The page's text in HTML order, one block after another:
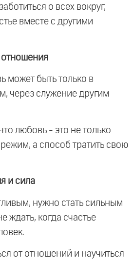
о всех вокруг,
вместе с другими
может быть только в
через служение другим
любовь - это не только
а способ тратить свою
и сила
нужно стать сильным
ждать, когда счастье
от отношений и научиться